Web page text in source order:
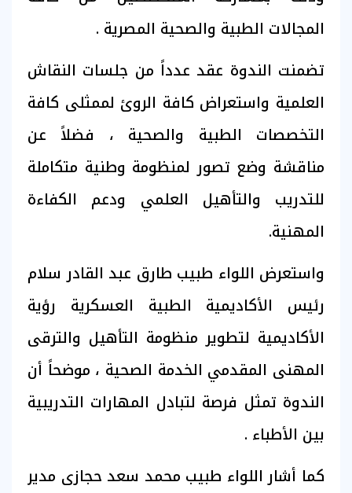
المجالات الطبية والصحية المصرية .
تضمنت الندوة عقد عدداً من جلسات النقاش
العلمية واستعراض كافة الروئ لممثلى كافة
التخصصات الطبية والصحية ، فضلاً عن
مناقشة وضع تصور لمنظومة وطنية متكاملة
للتدريب والتأهيل العلمي ودعم الكفاءة
المهنية.
واستعرض اللواء طبيب طارق عبد القادر سلام
رئيس الأكاديمية الطبية العسكرية رؤية
الأكاديمية لتطوير منظومة التأهيل والترقى
المهنى المقدمي الخدمة الصحية ، موضحاً أن
الندوة تمثل فرصة لتبادل المهارات التدريبية
بين الأطباء .
كما أشار اللواء طبيب محمد سعد حجازى مدير